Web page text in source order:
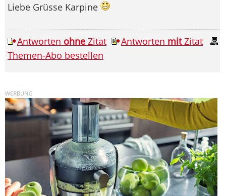
Liebe Grüsse Karpine
Antworten ohne Zitat Antworten mitZitat
Themen-Abo bestellen